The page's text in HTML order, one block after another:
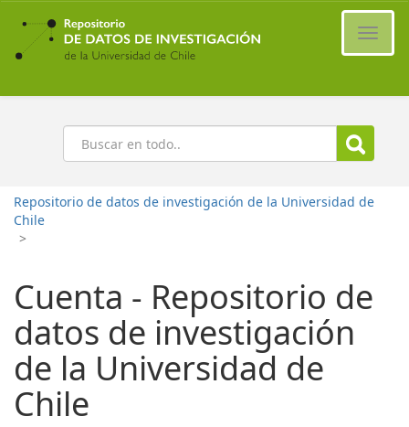
Ir
contenido
principal
Buscar
Repositorio de datos de investigación de la Universidad de
Chile
>
Cuenta - Repositorio de
datos de investigación
de la Universidad de
Chile